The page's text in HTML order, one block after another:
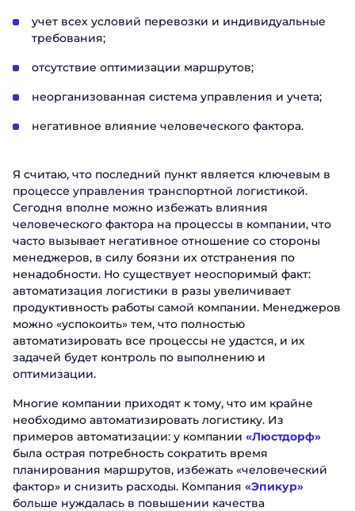
учет всех условий перевозки и индивидуальные
требования;
отсутствие оптимизации маршрутов;
неорганизованная система управления и учета;
негативное влияние человеческого фактора.
Я считаю, что последний пункт является ключевым в
процессе управления транспортной логистикой.
Сегодня вполне можно избежать влияния
человеческого фактора на процессы в компании, что
часто вызывает негативное отношение со стороны
менеджеров, в силу боязни их отстранения по
ненадобности. Но существует неоспоримый факт:
автоматизация логистики в разы увеличивает
продуктивность работы самой компании. Менеджеров
можно «успокоить» тем, что полностью
автоматизировать все процессы не удастся, и их
задачей будет контроль по выполнению и
оптимизации.
Многие компании приходят к тому, что им крайне
необходимо автоматизировать логистику. Из
примеров автоматизации: у компании «Люстдорф»
была острая потребность сократить время
планирования маршрутов, избежать «человеческий
фактор» и снизить расходы. Компания «Эпикур»
больше нуждалась в повышении качества